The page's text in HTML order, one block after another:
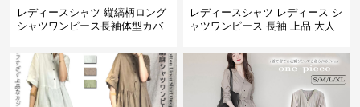
レディースシャツ 縦縞柄ロング
シャツワンピース長袖体型カバ
レディースシャツ レディース シ
ャツワンピース 長袖 上品 大人